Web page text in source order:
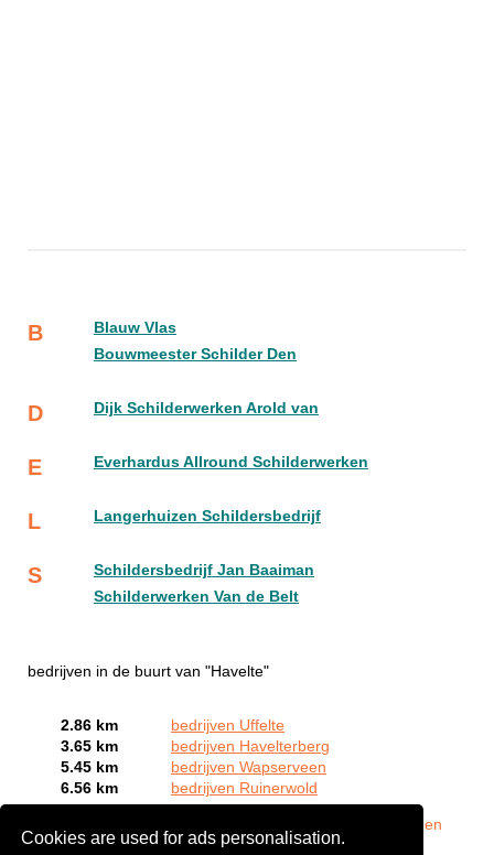
Cookies are used for ads personalisation.
B
Blauw Vlas
Bouwmeester Schilder Den
D Dijk Schilderwerken Arold van
E Everhardus Allround Schilderwerken
L Langerhuizen Schildersbedrijf
S
Schildersbedrijf Jan Baaiman
Schilderwerken Van de Belt
bedrijven in de buurt van "Havelte"
2.86 km
bedrijven Uffelte
3.65 km
bedrijven Havelterberg
5.45 km
bedrijven Wapserveen
6.56 km
bedrijven Ruinerwold
Meld een
bedrijf gratis aan